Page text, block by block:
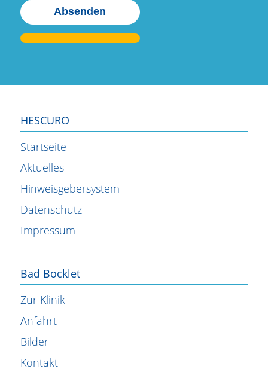
lasse
dieses
lasse
dieses
lasse
dieses
leer.
lasse
dieses
leer.
HESCURO
Startseite
Aktuelles
Hinweisgebersystem
Datenschutz
Impressum
Bad Bocklet
Zur Klinik
Anfahrt
Bilder
Kontakt